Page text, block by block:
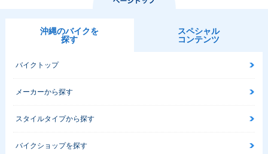
沖縄のバイクを
探す
スペシャル
コンテンツ
バイクトップ
メーカーから探す
スタイルタイプから探す
バイクショップを探す